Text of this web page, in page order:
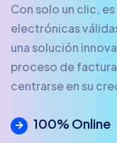
Con solo un clic,
electrónicas
una solución
proceso de
centrarse en su
100% Online